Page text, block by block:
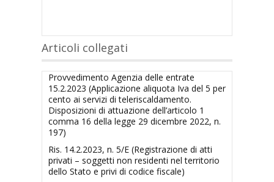
Articoli collegati
Provvedimento Agenzia delle entrate
15.2.2023 (Applicazione aliquota Iva del 5 per
cento ai servizi di teleriscaldamento.
Disposizioni di attuazione dell’articolo 1
comma 16 della legge 29 dicembre 2022, n.
197)
Ris. 14.2.2023, n. 5/E (Registrazione di atti
privati – soggetti non residenti nel territorio
dello Stato e privi di codice fiscale)